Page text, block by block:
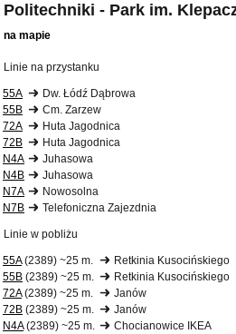
Politechniki - Park im.
na mapie
Linie na przystanku
55A
Dw. Łódź Dąbrowa
55B
Cm. Zarzew
72A
Huta Jagodnica
72B
Huta Jagodnica
N4A
Juhasowa
N4B
Juhasowa
N7A
Nowosolna
N7B
Telefoniczna Zajezdnia
Linie w pobliżu
55A(2389) ~25 m.
Retkinia Kusocińskiego
55B (2389) ~25 m.
Retkinia Kusocińskiego
72A(2389) ~25 m.
Janów
72B (2389) ~25 m.
Janów
N4A(2389) ~25 m. Chocianowice IKEA